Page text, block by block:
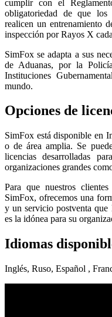
cumplir con el
obligatoriedad de que
realicen un entrenamiento
inspección por Rayos X
SimFox se adapta a sus
de Aduanas, por la
Instituciones
mundo.
Opciones de
SimFox está disponible en
o de área amplia. Se
licencias desarrolladas
organizaciones grandes
Para que nuestros
SimFox, ofrecemos una
y un servicio postventa que
es la idónea para su
Idiomas
Inglés, Ruso, Español ,